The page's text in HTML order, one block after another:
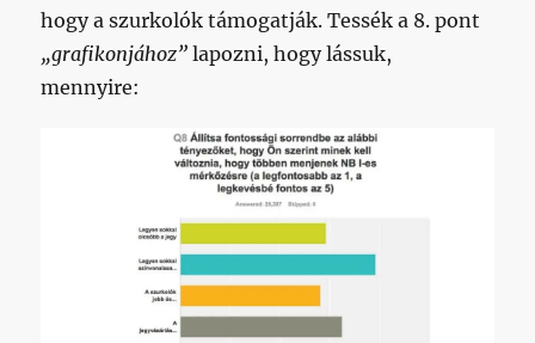
hogy a szurkolók támogatják. Tessék a 8. pont
„grafikonjához” lapozni, hogy lássuk,
mennyire: